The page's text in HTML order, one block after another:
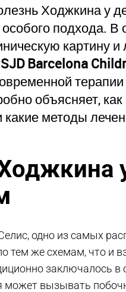
Ходжкина у
подхода.
картину и
SJD Barcelona
объясняет,
какие методы
у
одно из самых
тем же схемам, что и
заключалось в
может вызывать